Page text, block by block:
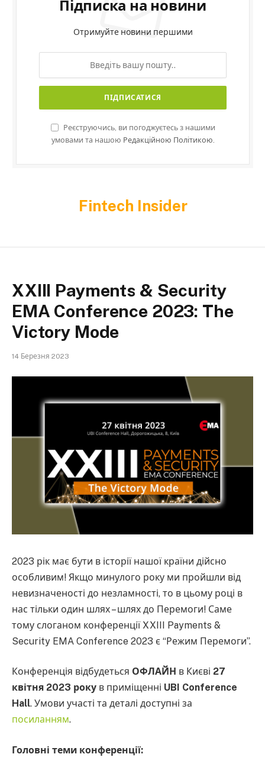
Підписка на новини
Отримуйте новини першими
Реєструючись, ви погоджуєтесь з нашими
умовами та нашою Редакційною Політикою.
Fintech Insider
XXIII Payments & Security
EMA Conference 2023: The
Victory Mode
14 Березня 2023
2023 рік має бути в історії нашої країни дійсно
особливим! Якщо минулого року ми пройшли від
невизначеності до незламності, то в цьому році в
нас тільки один шлях – шлях до Перемоги! Саме
тому слоганом конференції XXIII Payments &
Security EMA Conference 2023 є “Режим Перемоги”.
Конференція відбудеться ОФЛАЙН в Києві 27
квітня 2023 року в приміщенні UBI Conference
Hall. Умови участі та деталі доступні за
посиланням.
Головні теми конференції: